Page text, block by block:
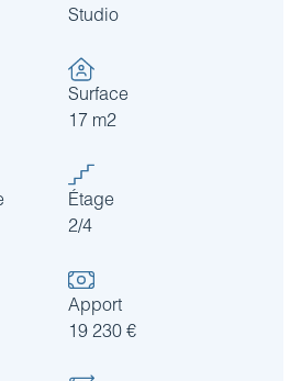
Studio
Surface
17 m2
Étage
2/4
Apport
19 230 €